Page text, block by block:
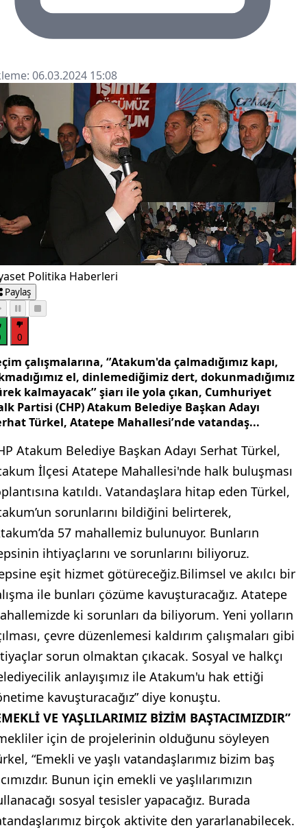
06.03.2024 15:08
Politika Haberleri
Paylaş
0
çalışmalarına, ‘’Atakum'da çalmadığımız kapı,
el, dinlemediğimiz dert, dokunmadığımız
kalmayacak’’ şiarı ile yola çıkan, Cumhuriyet
Partisi (CHP) Atakum Belediye Başkan Adayı
Türkel, Atatepe Mahallesi’nde vatandaş...
Atakum Belediye Başkan Adayı Serhat Türkel,
İlçesi Atatepe Mahallesi'nde halk buluşması
katıldı. Vatandaşlara hitap eden Türkel,
sorunlarını bildiğini belirterek,
57 mahallemiz bulunuyor. Bunların
ihtiyaçlarını ve sorunlarını biliyoruz.
eşit hizmet götüreceğiz.Bilimsel ve akılcı bir
ile bunları çözüme kavuşturacağız. Atatepe
ki sorunları da biliyorum. Yeni yolların
çevre düzenlemesi kaldırım çalışmaları gibi
sorun olmaktan çıkacak. Sosyal ve halkçı
anlayışımız ile Atakum'u hak ettiği
kavuşturacağız” diye konuştu.
VE YAŞLILARIMIZ BİZİM BAŞTACIMIZDIR”
için de projelerinin olduğunu söyleyen
“Emekli ve yaşlı vatandaşlarımız bizim baş
Bunun için emekli ve yaşlılarımızın
sosyal tesisler yapacağız. Burada
birçok aktivite den yararlanabilecek.